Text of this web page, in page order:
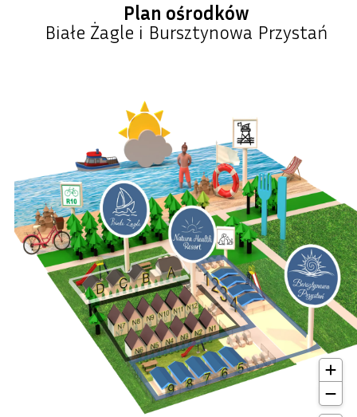
Plan ośrodków
Białe Żagle i Bursztynowa Przystań